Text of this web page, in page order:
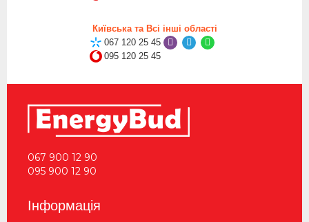
Київська та Всі інші області
067 120 25 45
095 120 25 45
067 900 12 90
095 900 12 90
Інформація